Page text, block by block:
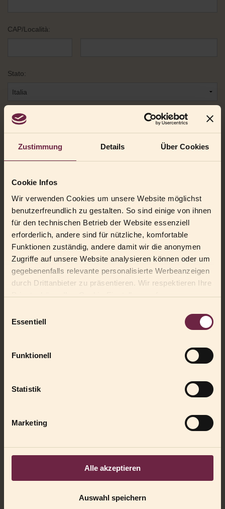
Zustimmung Details Über Cookies
Cookie Infos
Wir verwenden Cookies um unsere Website möglichst
benutzerfreundlich zu gestalten. So sind einige von ihnen
für den technischen Betrieb der Website essenziell
erforderlich, andere sind für nützliche, komfortable
Funktionen zuständig, andere damit wir die anonymen
Zugriffe auf unsere Website analysieren können oder um
gegebenenfalls relevante personalisierte Werbeanzeigen
durch Drittanbieter zu präsentieren. Wir respektieren Ihre
Privatsphäre. Ihre Cookie-Einstellung auf unserer
zu jederzeit bequem ändern.
Essentiell
Funktionell
Statistik
Marketing
Alle akzeptieren
Auswahl speichern
CAP/Località:
Stato:
Telefono
*E-mail:
Arrivo/Partenza:
Numero adulti:
Numero bambini: